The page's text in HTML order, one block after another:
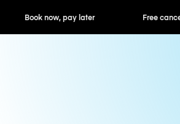
now, pay later Free cancellation